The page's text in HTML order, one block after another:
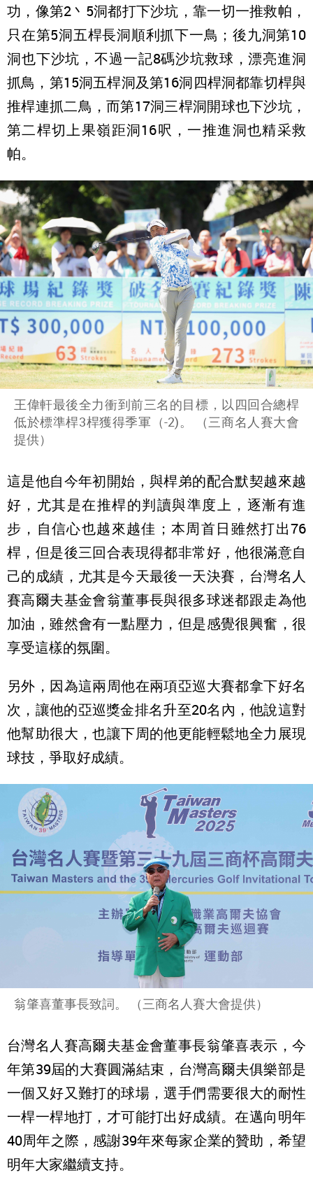
功，像第2丶5洞都打下沙坑，靠一切一推救帕，
只在第5洞五桿長洞順利抓下一鳥；後九洞第10
洞也下沙坑，不過一記8碼沙坑救球，漂亮進洞
抓鳥，第15洞五桿洞及第16洞四桿洞都靠切桿與
推桿連抓二鳥，而第17洞三桿洞開球也下沙坑，
第二桿切上果嶺距洞16呎，一推進洞也精采救
帕。
王偉軒最後全力衝到前三名的目標，以四回合總桿
低於標準桿3桿獲得季軍（-2)。 （三商名人賽大會
提供）
這是他自今年初開始，與桿弟的配合默契越來越
好，尤其是在推桿的判讀與準度上，逐漸有進
步，自信心也越來越佳；本周首日雖然打出76
桿，但是後三回合表現得都非常好，他很滿意自
己的成績，尤其是今天最後一天決賽，台灣名人
賽高爾夫基金會翁董事長與很多球迷都跟走為他
加油，雖然會有一點壓力，但是感覺很興奮，很
享受這樣的氛圍。
另外，因為這兩周他在兩項亞巡大賽都拿下好名
次，讓他的亞巡獎金排名升至20名內，他說這對
他幫助很大，也讓下周的他更能輕鬆地全力展現
球技，爭取好成績。
翁肇喜董事長致詞。 （三商名人賽大會提供）
台灣名人賽高爾夫基金會董事長翁肇喜表示，今
年第39屆的大賽圓滿結束，台灣高爾夫俱樂部是
一個又好又難打的球場，選手們需要很大的耐性
一桿一桿地打，才可能打出好成績。在邁向明年
40周年之際，感謝39年來每家企業的贊助，希望
明年大家繼續支持。